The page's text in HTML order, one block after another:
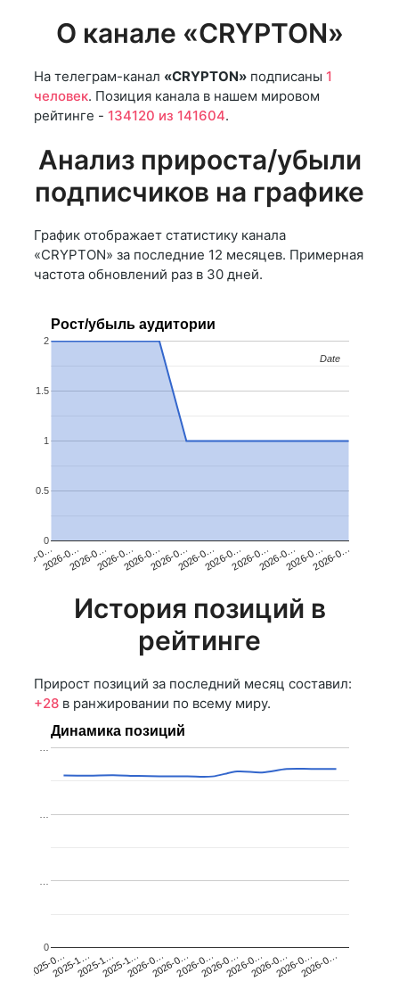
О канале «CRYPTON»
На телеграм-канал «CRYPTON» подписаны 1
человек. Позиция канала в нашем мировом
рейтинге - 134120 из 141604.
Анализ прироста/убыли
подписчиков на графике
График отображает статистику канала
«CRYPTON» за последние 12 месяцев. Примерная
частота обновлений раз в 30 дней.
Рост/убыль аудитории
2026-0…2026-0…2026-0…2026-0…2026-0…2026-0…2026-0…2026-0…2026-0…2026-0…2026-0…2026-0…
0
0.5
1
1.5
2
Date
Date
История позиций в
рейтинге
Прирост позиций за последний месяц составил:
+28 в ранжировании по всему миру.
Динамика позиций
2025-0…2025-1…2025-1…2025-1…2026-0…2026-0…2026-0…2026-0…2026-0…2026-0…2026-0…2026-0…
0
…
…